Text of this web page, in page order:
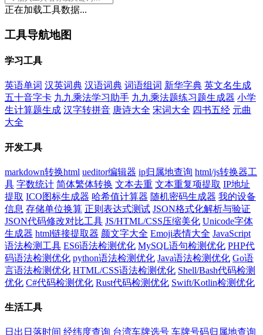
正在加载工具数据...
工具导航地图
学习工具
英语单词 汉英词典 汉语词典 词语组词 新华字典 英文名生成
五十音字卡 九九乘法学习助手 九九乘法题练习题生成器 小学
生计算题生成 汉字转拼音 唐诗大全 宋词大全 四书五经 元曲
大全
开发工具
markdown转换html ueditor编辑器 ip归属地查询 html/js转换器工
具 字数统计 简体繁体转换 文本去重 文本重复项提取 IP地址
提取 ICO图标生成器 哈希值计算器 随机密码生成器 我的设备
信息 存储单位换算 正则表达式测试 JSON格式化解析与验证
JSON代码修改对比工具 JS/HTML/CSS压缩美化 Unicode字体
生成器 html链接提取器 颜文字大全 Emoji表情大全 JavaScript
语法检测工具 ES6语法检测优化 MySQL语句检测优化 PHP代
码语法检测优化 python语法检测优化 Java语法检测优化 Go语
言语法检测优化 HTML/CSS语法检测优化 Shell/Bash代码检测
优化 C#代码检测优化 Rust代码检测优化 Swift/Kotlin检测优化
生活工具
日出日落时间 经纬度查询 台湾车牌选号 车牌号码归属地查询